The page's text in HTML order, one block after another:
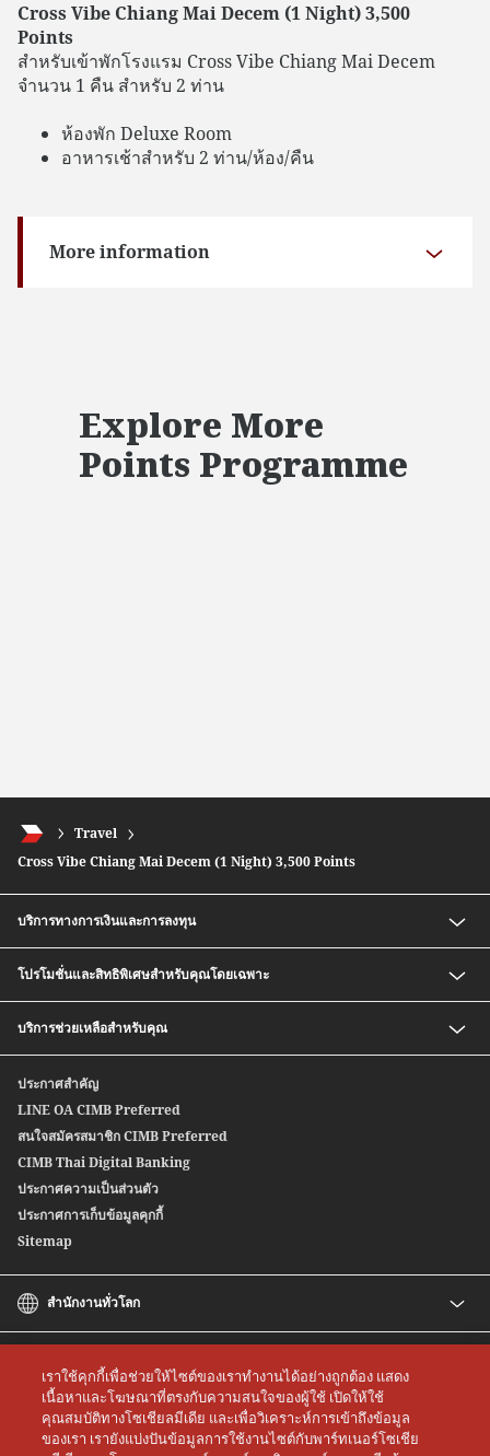
Cross Vibe Chiang Mai Decem (1 Night) 3,500
Points
สำหรับเข้าพักโรงแรม Cross Vibe Chiang Mai Decem
จำนวน 1 คืน สำหรับ 2 ท่าน
ห้องพัก Deluxe Room
อาหารเช้าสำหรับ 2 ท่าน/ห้อง/คืน
More information
Explore More
Points Programme
Travel
Cross Vibe Chiang Mai Decem (1 Night) 3,500 Points
บริการทางการเงินและการลงทุน
กองทุนรวม
บริการซื้อ-ขายตราสารหนี้ก่อนครบกำหนด
หุ้นกู้อนุพันธ์แฝง
บริการซื้อ-ขายตราสารหนี้สกุลเงินต่างประเทศ
สปีดเซนด์
ซีไอเอ็มบี ไทย บริการโอนเงินระหว่างประเทศ
Wealth Credit Line
หุ้นกู้ตลาดแรก
โปรโมชั่นและสิทธิพิเศษสำหรับคุณโดยเฉพาะ
Safe Deposit Box Privilege
บริการช่วยเหลือสำหรับคุณ
สาขาของเรา
ประกาศสำคัญ
LINE OA CIMB Preferred
สนใจสมัครสมาชิก CIMB Preferred
CIMB Thai Digital Banking
ประกาศความเป็นส่วนตัว
ประกาศการเก็บข้อมูลคุกกี้
Sitemap
สำนักงานทั่วโลก
CIMB Islamic
CIMB Bank (MY)
CIMB Bank (SG)
CIMB Bank (KH)
All rights reserved. Copyright © 2026 CIMB THAI Bank
เราใช้คุกกี้เพื่อช่วยให้ไซต์ของเราทำงานได้อย่างถูกต้อง แสดง
เนื้อหาและโฆษณาที่ตรงกับความสนใจของผู้ใช้ เปิดให้ใช้
คุณสมบัติทางโซเชียลมีเดีย และเพื่อวิเคราะห์การเข้าถึงข้อมูล
ของเรา เรายังแบ่งปันข้อมูลการใช้งานไซต์กับพาร์ทเนอร์โซเชีย